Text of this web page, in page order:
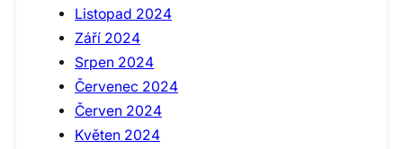
Listopad 2024
Září 2024
Srpen 2024
Červenec 2024
Červen 2024
Květen 2024